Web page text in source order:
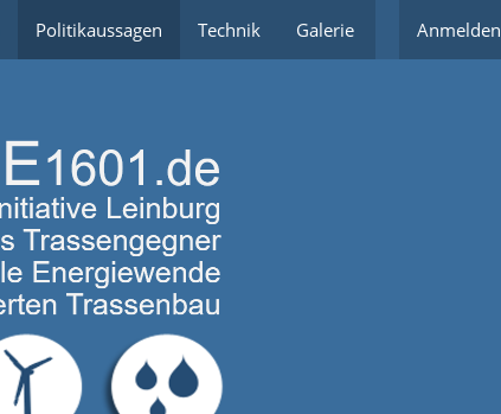
Politikaussagen Technik Galerie Partnerlinks
Anmelden